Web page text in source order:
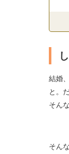
結婚
と。
そん
そん